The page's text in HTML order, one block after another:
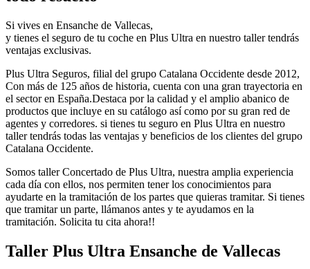
Si vives en Ensanche de Vallecas,
y tienes el seguro de tu coche en Plus Ultra en nuestro taller tendrás
ventajas exclusivas.
Plus Ultra Seguros, filial del grupo Catalana Occidente desde 2012,
Con más de 125 años de historia, cuenta con una gran trayectoria en
el sector en España.Destaca por la calidad y el amplio abanico de
productos que incluye en su catálogo así como por su gran red de
agentes y corredores. si tienes tu seguro en Plus Ultra en nuestro
taller tendrás todas las ventajas y beneficios de los clientes del grupo
Catalana Occidente.
Somos taller Concertado de Plus Ultra, nuestra amplia experiencia
cada día con ellos, nos permiten tener los conocimientos para
ayudarte en la tramitación de los partes que quieras tramitar. Si tienes
que tramitar un parte, llámanos antes y te ayudamos en la
tramitación. Solicita tu cita ahora!!
Taller Plus Ultra Ensanche de Vallecas